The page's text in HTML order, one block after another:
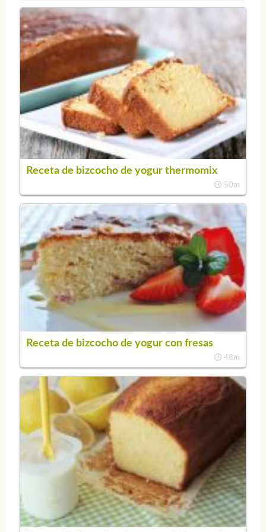
Receta de bizcocho de yogur thermomix
50m
Receta de bizcocho de yogur con fresas
48m